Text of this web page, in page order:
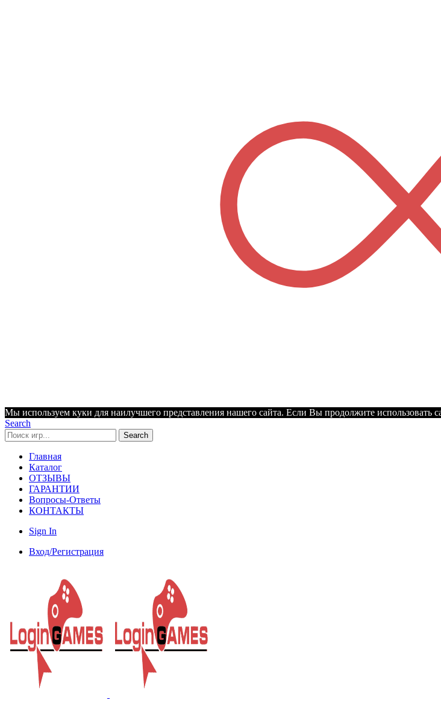
Мы используем куки для наилучшего представления нашего сайта. Если Вы продолжите использовать
Search
Search
Главная
Каталог
ОТЗЫВЫ
ГАРАНТИИ
Вопросы-Ответы
КОНТАКТЫ
Sign In
Вход/Регистрация